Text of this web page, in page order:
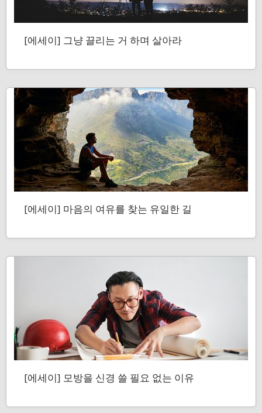
[에세이] 그냥 끌리는 거 하며 살아라
[에세이] 마음의 여유를 찾는 유일한 길
[에세이] 모방을 신경 쓸 필요 없는 이유